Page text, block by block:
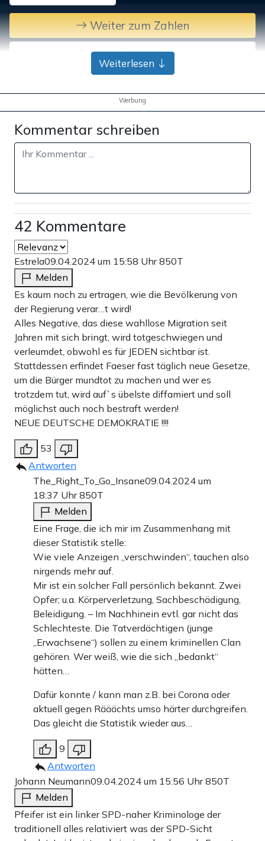
Weiter zum Zahlen
Bank-Überweisung
Weiterlesen
Werbung
Kommentar schreiben
42 Kommentare
Estrela09.04.2024 um 15:58 Uhr850T
Melden
Es kaum noch zu ertragen, wie die Bevölkerung von
der Regierung verar…t wird!
Alles Negative, das diese wahllose Migration seit
Jahren mit sich bringt, wird totgeschwiegen und
verleumdet, obwohl es für JEDEN sichtbar ist.
Stattdessen erfindet Faeser fast täglich neue Gesetze,
um die Bürger mundtot zu machen und wer es
trotzdem tut, wird auf`s übelste diffamiert und soll
möglichst auch noch bestraft werden!
NEUE DEUTSCHE DEMOKRATIE !!!!
53
Antworten
The_Right_To_Go_Insane09.04.2024 um
18:37 Uhr850T
Melden
Eine Frage, die ich mir im Zusammenhang mit
dieser Statistik stelle:
Wie viele Anzeigen „verschwinden“, tauchen also
nirgends mehr auf.
Mir ist ein solcher Fall persönlich bekannt. Zwei
Opfer; u.a. Körperverletzung, Sachbeschädigung,
Beleidigung. – Im Nachhinein evtl. gar nicht das
Schlechteste. Die Tatverdächtigen (junge
„Erwachsene“) sollen zu einem kriminellen Clan
gehören. Wer weiß, wie die sich „bedankt“
hätten…
Dafür konnte / kann man z.B. bei Corona oder
aktuell gegen Rääächts umso härter durchgreifen.
Das gleicht die Statistik wieder aus…
9
Antworten
Johann Neumann09.04.2024 um 15:56 Uhr850T
Melden
Pfeifer ist ein linker SPD-naher Kriminologe der
traditionell alles relativiert was der SPD-Sicht